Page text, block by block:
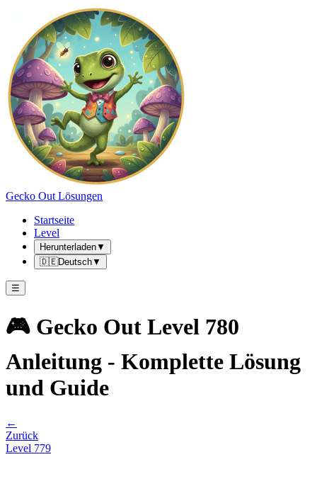
Gecko Out Lösungen
Startseite
Level
Herunterladen▼
🇩🇪Deutsch▼
☰
🎮 Gecko Out Level 780
Anleitung - Komplette Lösung
und Guide
←
Zurück
Level 779